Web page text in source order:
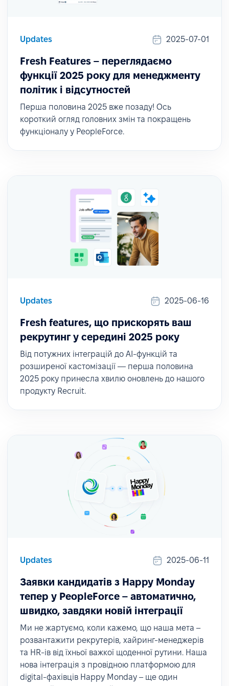
Updates 2025-07-01
Fresh Features – переглядаємо
функції 2025 року для менеджменту
політик і відсутностей
Перша половина 2025 вже позаду! Ось
короткий огляд головних змін та покращень
функціоналу у PeopleForce.
Updates 2025-06-16
Fresh features, що прискорять ваш
рекрутинг у середині 2025 року
Від потужних інтеграцій до AI-функцій та
розширеної кастомізації — перша половина
2025 року принесла хвилю оновлень до нашого
продукту Recruit.
Updates 2025-06-11
Заявки кандидатів з Happy Monday
тепер у PeopleForce – автоматично,
швидко, завдяки новій інтеграції
Ми не жартуємо, коли кажемо, що наша мета –
розвантажити рекрутерів, хайринг-менеджерів
та HR-ів від їхньої важкої щоденної рутини. Наша
нова інтеграція з провідною платформою для
digital-фахівців Happy Monday – ще один